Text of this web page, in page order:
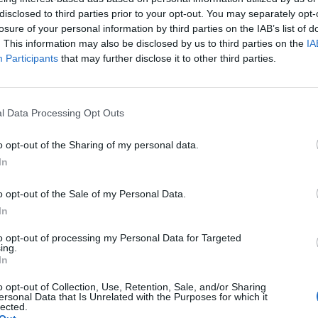
to third parties prior to your opt-out. You may separately
of your personal information by third parties on the IAB’s list of
This information may also be disclosed by us to third parties on the
Participants that may further disclose it to other third parties.
Data Processing Opt Outs
opt-out of the Sharing of my personal data.
opt-out of the Sale of my Personal Data.
opt-out of processing my Personal Data for Targeted
opt-out of Collection, Use, Retention, Sale, and/or Sharing
Data that Is Unrelated with the Purposes for which it
vill kunna brygga
säljer 65 000 liter av
i baren varje år. Det och mer
Oscar ska satsa på flera
nya öl
Oscar Boström på Skellefteå Bryggeri
tror på en ganska rejäl
alla hans enkätsvar.
redo för flera
år
år på Brygghuset Finn. Det
han om i vår
Brasstacks ska vara
höjdare. Det och mer berättar Erik
Sundqvist från Brasstacks om i vår